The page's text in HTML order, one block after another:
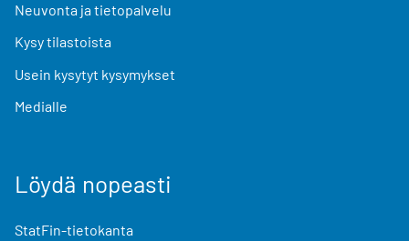
Neuvonta ja tietopalvelu
Kysy tilastoista
Usein kysytyt kysymykset
Medialle
Löydä nopeasti
StatFin-tietokanta